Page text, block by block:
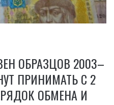
ОБРАЗЦОВ 2003–
ПРИНИМАТЬ С 2
ОБМЕНА И